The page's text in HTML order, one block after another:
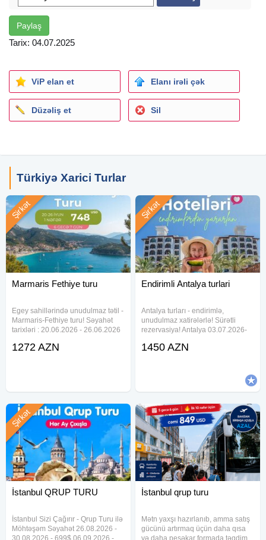
Paylaş
Tarix: 04.07.2025
ViP elan et Elanı irəli çək
Düzəliş et Sil
Türkiyə Xarici Turlar
Marmaris Fethiye turu
Egey sahillərində unudulmaz tətil -
Marmaris-Fethiye turu! Səyahət
tarixləri : 20.06.2026 - 26.06.2026
Dalaman: 07:35 - 09:45 Dalaman -
Şirkət
1272 AZN
Endirimli Antalya turlari
Antalya turları - endirimlə,
unudulmaz xatirələrlə! Sürətli
rezervasiya! Antalya 03.07.2026-
Antalya: 14:20 - 16:25 Antalya -
Şirkət
1450 AZN
İstanbul QRUP TURU
İstanbul Sizi Çağırır - Qrup Turu ilə
Möhtəşəm Səyahət 26.08.2026 -
30.08.2026 - 699$ 06.09.2026 -
Şirkət
İstanbul qrup turu
Mətn yaxşı hazırlanıb, amma satış
gücünü artırmaq üçün daha qısa
və daha peşəkar formada təqdim